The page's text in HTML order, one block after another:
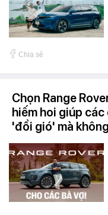
Chia sẻ
Chọn Range
hiếm hoi giúp
'đổi gió' mà